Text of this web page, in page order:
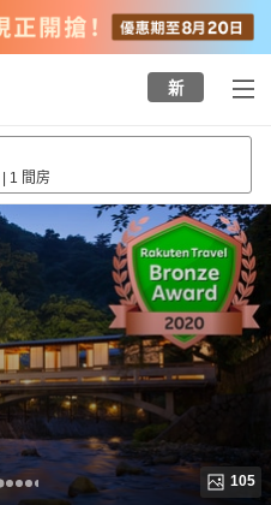
新
| 1 間房
105